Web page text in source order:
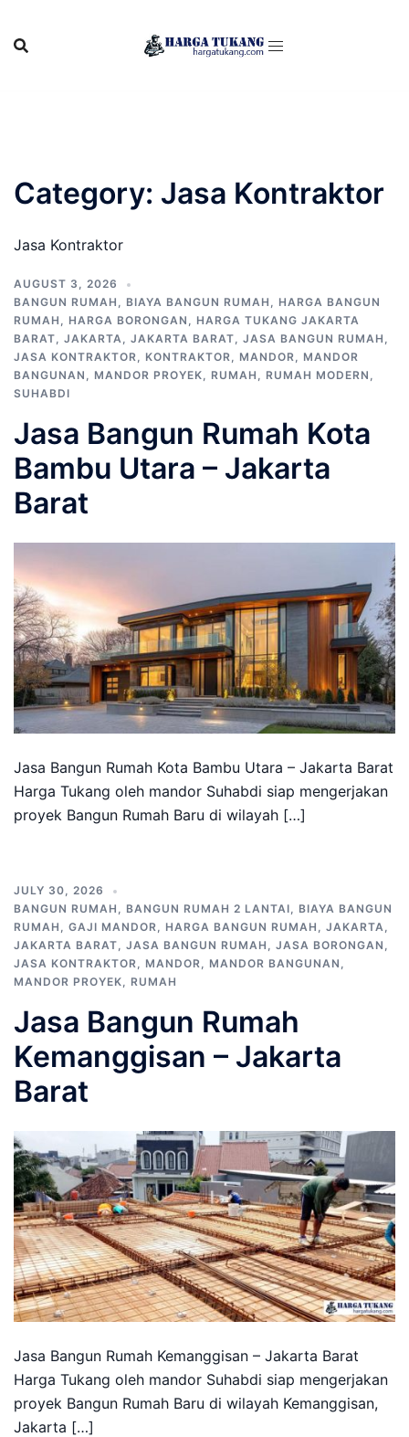
content
Category: Jasa Kontraktor
Jasa Kontraktor
AUGUST 3, 2026
BANGUN RUMAH , BIAYA BANGUN RUMAH , HARGA BANGUN
RUMAH , HARGA BORONGAN , HARGA TUKANG JAKARTA
BARAT, JAKARTA, JAKARTA BARAT, JASA BANGUN RUMAH ,
JASA KONTRAKTOR, KONTRAKTOR, MANDOR, MANDOR
BANGUNAN , MANDOR PROYEK, RUMAH , RUMAH MODERN ,
SUHABDI
Jasa Bangun Rumah Kota
Bambu Utara – Jakarta
Barat
Jasa Bangun Rumah Kota Bambu Utara – Jakarta Barat
Harga Tukang oleh mandor Suhabdi siap mengerjakan
proyek Bangun Rumah Baru di wilayah […]
JULY 30, 2026
BANGUN RUMAH , BANGUN RUMAH 2 LANTAI, BIAYA BANGUN
RUMAH , GAJI MANDOR, HARGA BANGUN RUMAH , JAKARTA,
JAKARTA BARAT, JASA BANGUN RUMAH , JASA BORONGAN ,
JASA KONTRAKTOR, MANDOR, MANDOR BANGUNAN ,
MANDOR PROYEK, RUMAH
Jasa Bangun Rumah
Kemanggisan – Jakarta
Barat
Jasa Bangun Rumah Kemanggisan – Jakarta Barat
Harga Tukang oleh mandor Suhabdi siap mengerjakan
proyek Bangun Rumah Baru di wilayah Kemanggisan,
Jakarta […]